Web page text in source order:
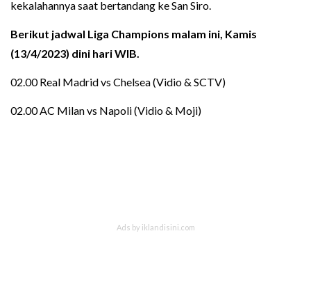
kekalahannya saat bertandang ke San S‏iro.
Berikut jadwal Liga Champions malam ini, Kamis
(13/4/2023) dini hari WIB.
02.00 Real Madrid vs Chelsea (Vidio & SCTV)
02.00 AC Milan vs Napoli (Vidio & Moji)